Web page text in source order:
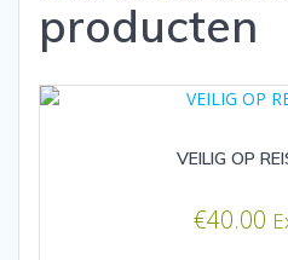
producten
VEILIG OP
€40.00